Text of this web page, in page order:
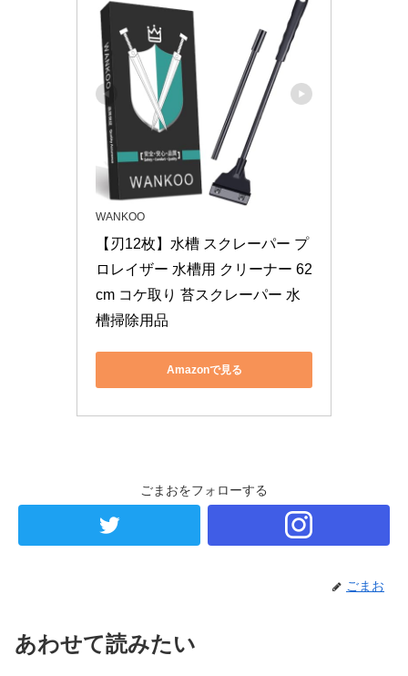
WANKOO
【刃12枚】水槽 スクレーパー プ
ロレイザー 水槽用 クリーナー 62
cm コケ取り 苔スクレーパー 水
槽掃除用品
Amazonで見る
ごまおをフォローする
ごまお
あわせて読みたい